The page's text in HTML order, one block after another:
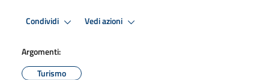
Condividi Vedi azioni
Argomenti:
Turismo